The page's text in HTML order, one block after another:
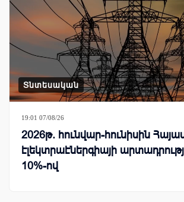
Տնտեսական
19:01 07/08/26
2026թ. հունվար-հունիսին
էլեկտրաէներգիայի
10%-ով